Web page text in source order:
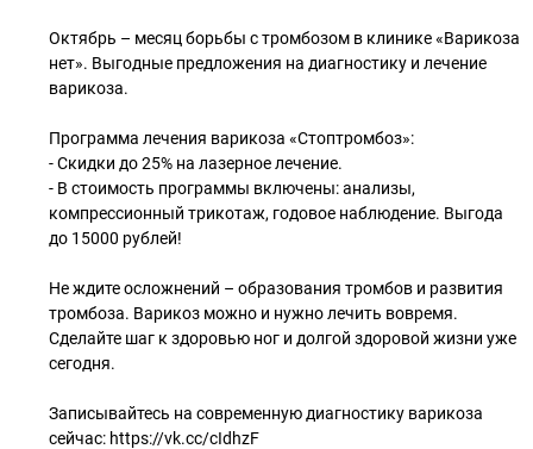
Октябрь – месяц борьбы с тромбозом в клинике «Варикоза
нет». Выгодные предложения на диагностику и лечение
варикоза.
Программа лечения варикоза «Стоптромбоз»:
- Скидки до 25% на лазерное лечение.
- В стоимость программы включены: анализы,
компрессионный трикотаж, годовое наблюдение. Выгода
до 15000 рублей!
Не ждите осложнений – образования тромбов и развития
тромбоза. Варикоз можно и нужно лечить вовремя.
Сделайте шаг к здоровью ног и долгой здоровой жизни уже
сегодня.
Записывайтесь на современную диагностику варикоза
сейчас: https://vk.cc/cIdhzF